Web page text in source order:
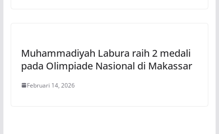
Muhammadiyah Labura raih 2 medali
pada Olimpiade Nasional di Makassar
Februari 14, 2026